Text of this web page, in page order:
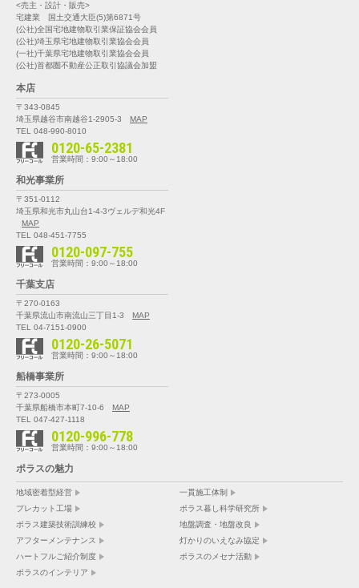
<売主・設計・販売>
宅建業 国土交通大臣(5)第6871号
(公社)全国宅地建物取引業保証協会会員
(公社)埼玉県宅地建物取引業協会会員
(一社)千葉県宅地建物取引業協会会員
(公社)首都圏不動産公正取引協議会加盟
本店
〒343-0845
埼玉県越谷市南越谷1-2905-3
MAP
TEL 048-990-8010
0120-65-2381
営業時間：9:00～18:00
和光事業所
〒351-0112
埼玉県和光市丸山台1-4-3ヴェルデ和光4F
MAP
TEL 048-451-7755
0120-097-755
営業時間：9:00～18:00
千葉支店
〒270-0163
千葉県流山市南流山三丁目1-3
MAP
TEL 04-7151-0900
0120-26-5071
営業時間：9:00～18:00
船橋事業所
〒273-0005
千葉県船橋市本町7-10-6
MAP
TEL 047-427-1118
0120-996-778
営業時間：9:00～18:00
ポラスの魅力
地域密着型経営
一貫施工体制
プレカット工場
ポラス暮し科学研究所
ポラス建築技術訓練校
地盤調査・地盤改良
アフターメンテナンス
灯かりのいえなみ協定
ハートフルご紹介制度
ポラスのメセナ活動
ポラスのインテリア